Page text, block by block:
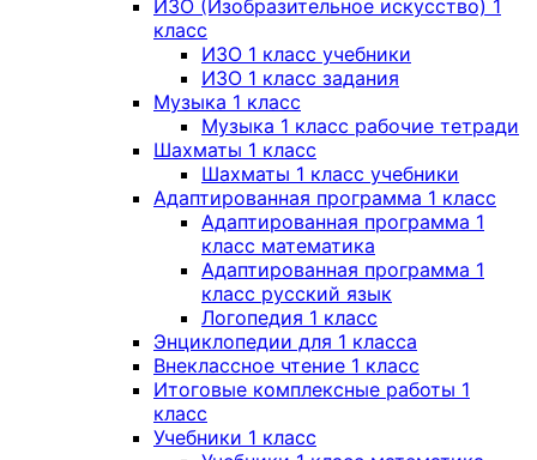
ИЗО (Изобразительное искусство) 1
класс
ИЗО 1 класс учебники
ИЗО 1 класс задания
Музыка 1 класс
Музыка 1 класс рабочие тетради
Шахматы 1 класс
Шахматы 1 класс учебники
Адаптированная программа 1 класс
Адаптированная программа 1
класс математика
Адаптированная программа 1
класс русский язык
Логопедия 1 класс
Энциклопедии для 1 класса
Внеклассное чтение 1 класс
Итоговые комплексные работы 1
класс
Учебники 1 класс